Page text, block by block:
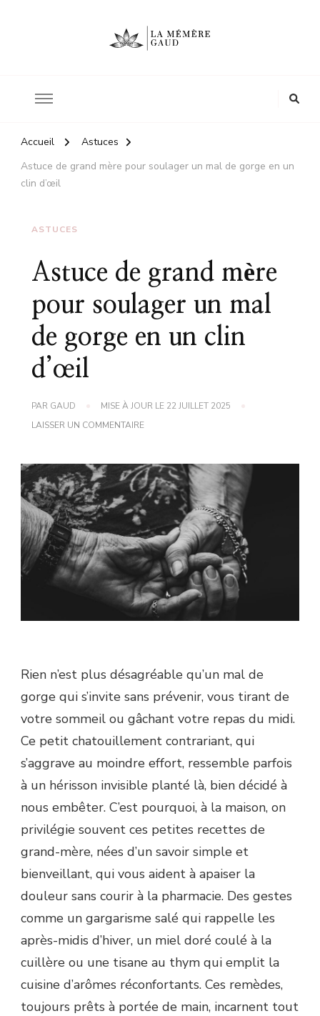
Accueil
Astuces
Astuce de grand mère pour soulager un mal de gorge en un
clin d’œil
ASTUCES
Astuce de grand mère
pour soulager un mal
de gorge en un clin
d’œil
PAR GAUD MISE À JOUR LE 22 JUILLET 2025
LAISSER UN COMMENTAIRESUR
GRAND
MÈRE
POUR
SOULAGER
UN
DE
GORGE
EN
UN
CLIN
D’ŒIL
Rien n’est plus désagréable qu’un mal de
gorge qui s’invite sans prévenir, vous tirant de
votre sommeil ou gâchant votre repas du midi.
Ce petit chatouillement contrariant, qui
s’aggrave au moindre effort, ressemble parfois
à un hérisson invisible planté là, bien décidé à
nous embêter. C’est pourquoi, à la maison, on
privilégie souvent ces petites recettes de
grand-mère, nées d’un savoir simple et
bienveillant, qui vous aident à apaiser la
douleur sans courir à la pharmacie. Des gestes
comme un gargarisme salé qui rappelle les
après-midis d’hiver, un miel doré coulé à la
cuillère ou une tisane au thym qui emplit la
cuisine d’arômes réconfortants. Ces remèdes,
toujours prêts à portée de main, incarnent tout